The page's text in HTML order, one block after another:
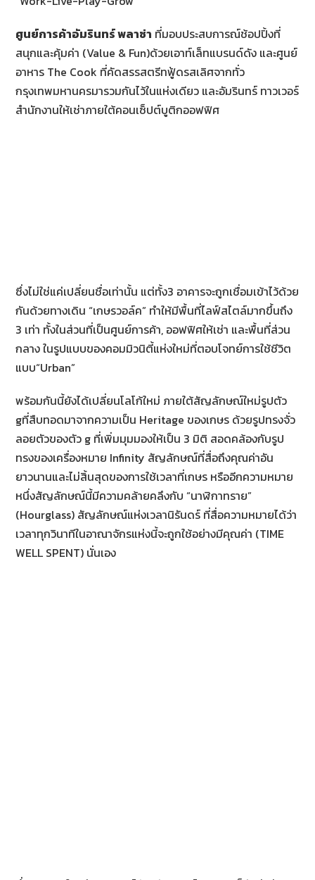
ศูนย์การค้าอัมรินทร์ พลาซ่า ที่มอบประสบการณ์ช้อปปิ้งที่
สนุกและคุ้มค่า (Value & Fun)ด้วยเอาท์เล็ทแบรนด์ดัง และศูนย์
อาหาร The Cook ที่คัดสรรสตรีทฟู้ดรสเลิศจากทั่ว
กรุงเทพมหานครมารวมกันไว้ในแห่งเดียว และอัมรินทร์ ทาวเวอร์
สำนักงานให้เช่าภายใต้คอนเซ็ปต์บูติกออฟฟิศ
ซึ่งไม่ใช่แค่เปลี่ยนชื่อเท่านั้น แต่ทั้ง3 อาคารจะถูกเชื่อมเข้าไว้ด้วย
กันด้วยทางเดิน “เกษรวอล์ค” ทำให้มีพื้นที่ไลฟ์สไตล์มากขึ้นถึง
3 เท่า ทั้งในส่วนที่เป็นศูนย์การค้า, ออฟฟิศให้เช่า และพื้นที่ส่วน
กลาง ในรูปแบบของคอมมิวนิตี้แห่งใหม่ที่ตอบโจทย์การใช้ชีวิต
แบบ“Urban”
พร้อมกันนี้ยังได้เปลี่ยนโลโก้ใหม่ ภายใต้สัญลักษณ์ใหม่รูปตัว
gที่สืบทอดมาจากความเป็น Heritage ของเกษร ด้วยรูปทรงจั่ว
ลอยตัวของตัว g ที่เพิ่มมุมมองให้เป็น 3 มิติ สอดคล้องกับรูป
ทรงของเครื่องหมาย Infinity สัญลักษณ์ที่สื่อถึงคุณค่าอัน
ยาวนานและไม่สิ้นสุดของการใช้เวลาที่เกษร หรืออีกความหมาย
หนึ่งสัญลักษณ์นี้มีความคล้ายคลึงกับ “นาฬิกาทราย”
(Hourglass) สัญลักษณ์แห่งเวลานิรันดร์ ที่สื่อความหมายได้ว่า
เวลาทุกวินาทีในอาณาจักรแห่งนี้จะถูกใช้อย่างมีคุณค่า (TIME
WELL SPENT) นั่นเอง